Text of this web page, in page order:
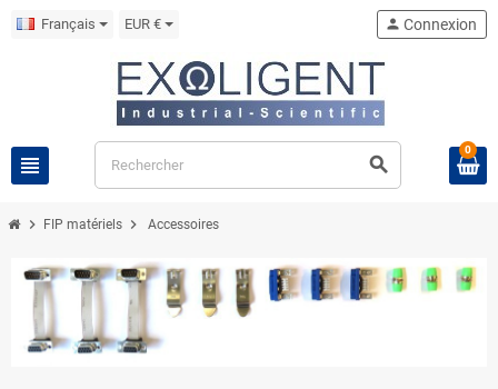
Français EUR €
view_headline search
person Connexion
0
chevron_right FIP matériels chevron_right Accessoires